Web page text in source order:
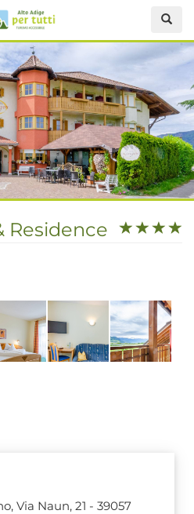
Residence
Via Naun, 21 - 39057